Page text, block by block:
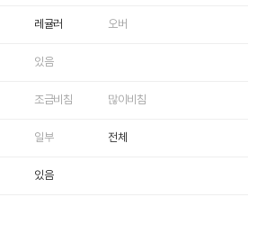
레귤러 오버
있음
조금비침 많이비침
일부 전체
있음